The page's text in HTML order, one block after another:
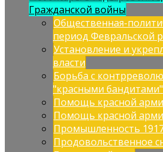
Гражданской войны
Общественная-
период Февральской
Установление и
власти
Борьба с
"красными бандитами"
Помощь красной
Помощь красной
Промышленность
Продовольственное